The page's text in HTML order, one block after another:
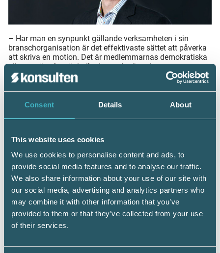
Consent Details About
This website uses cookies
We use cookies to personalise content and ads, to
provide social media features and to analyse our traffic.
We also share information about your use of our site with
our social media, advertising and analytics partners who
may combine it with other information that you’ve
provided to them or that they’ve collected from your use
of their services.
– Har man en synpunkt gällande verksamheten i sin
branschorganisation är det effektivaste sättet att påverka
att skriva en motion. Det är medlemmarnas demokratiska
sätt att påverka vår inriktning, och något jag uppmuntrar
alla att utnyttja, säger Frans Blom, Förbundsordförande för
Srf konsulterna.